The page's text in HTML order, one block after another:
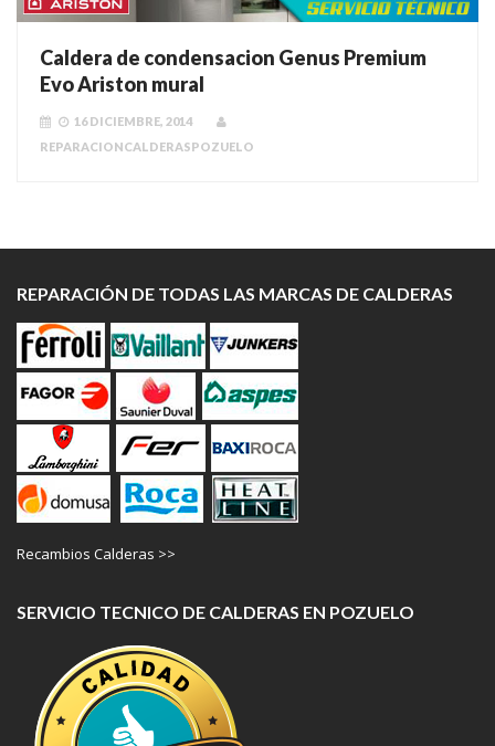
Caldera de condensacion Genus Premium
Evo Ariston mural
16 DICIEMBRE, 2014
REPARACIONCALDERASPOZUELO
REPARACIÓN DE TODAS LAS MARCAS DE CALDERAS
Recambios Calderas >>
SERVICIO TECNICO DE CALDERAS EN POZUELO